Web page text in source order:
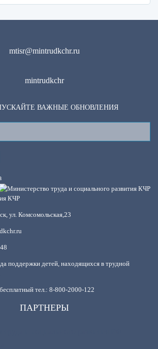
mtisr@mintrudkchr.ru
mintrudkchr
ВАЖНЫЕ ОБНОВЛЕНИЯ
КЧР
ул. Комсомольская,23
поддержки детей, находящихся в трудной
тел.: 8-800-2000-122
ПАРТНЕРЫ